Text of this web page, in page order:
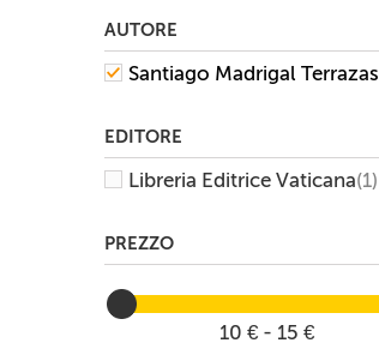
AUTORE
Santiago Madrigal Terrazas
EDITORE
Libreria Editrice Vaticana(1)
PREZZO
10 € - 15 €